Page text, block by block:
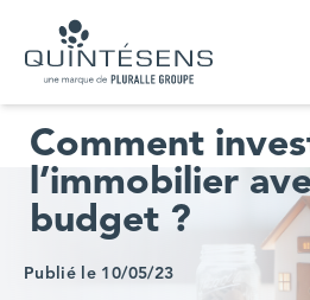
Home page
Comment
l’immobilier
budget ?
Publié le 10/05/23